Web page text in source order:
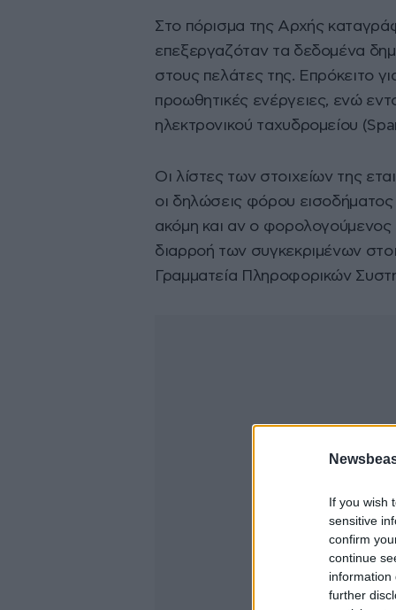
If you wish
sensitive
confirm
continue
information
further
Στο πόρισμα της Αρχής
επεξεργαζόταν τα δεδομένα
στους πελάτες της. Επρόκειτο
προωθητικές ενέργειες, ενώ
ηλεκτρονικού ταχυδρομείου
Οι λίστες των στοιχείων της
οι δηλώσεις φόρου
ακόμη και αν ο
διαρροή των συγκεκριμένων
Γραμματεία Πληροφορικών